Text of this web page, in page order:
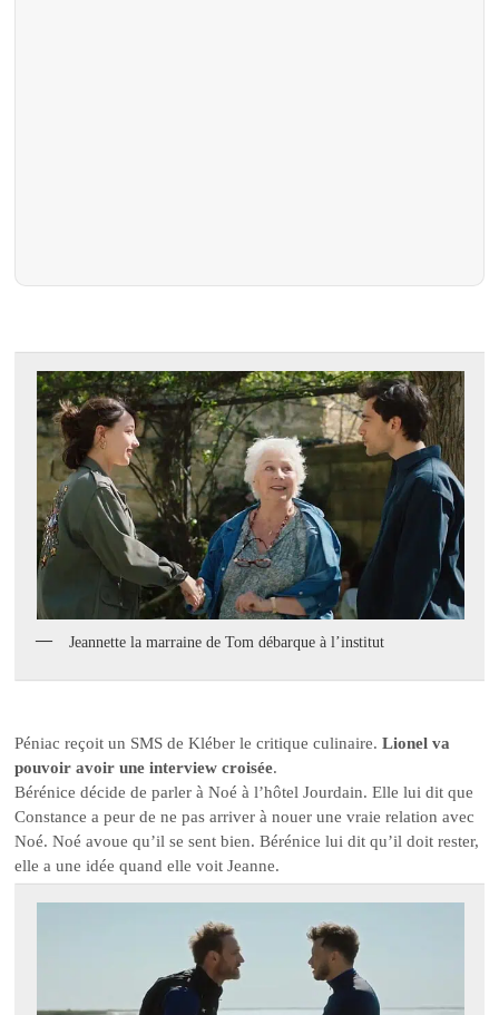
Jeannette la marraine de Tom débarque à l’institut
Péniac reçoit un SMS de Kléber le critique culinaire.Lionel va
pouvoir avoir une interview croisée.
Bérénice décide de parler à Noé à l’hôtel Jourdain. Elle lui dit que
Constance a peur de ne pas arriver à nouer une vraie relation avec
Noé. Noé avoue qu’il se sent bien. Bérénice lui dit qu’il doit rester,
elle a une idée quand elle voit Jeanne.